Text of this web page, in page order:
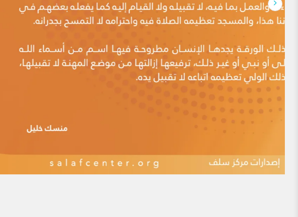
الروح والنفس وحاجات الجسد والجوارح، وينظم علاقات الإنسان كلها، وهو […]
لماذا يوجد الكثير منَ المذاهِب الإسلاميَّة معَ أنَّ القرآن واحد؟
اليومَ أعداءُ الإسلام منَ العَلمانيِّين وغيرهم. ومن أقدم من ذكر هذه الشبهة منقولةً عن أهل البدع:
الإمام ابن بطة، حيث قال: (باب التحذير منِ استماع كلام قوم يُريدون نقضَ الإسلام ومحوَ شرائعه،
فيُكَنُّون عن ذلك بالطعن على فقهاء المسلمين […]
ممن يقال: أساء المسلمون لهم في التاريخ